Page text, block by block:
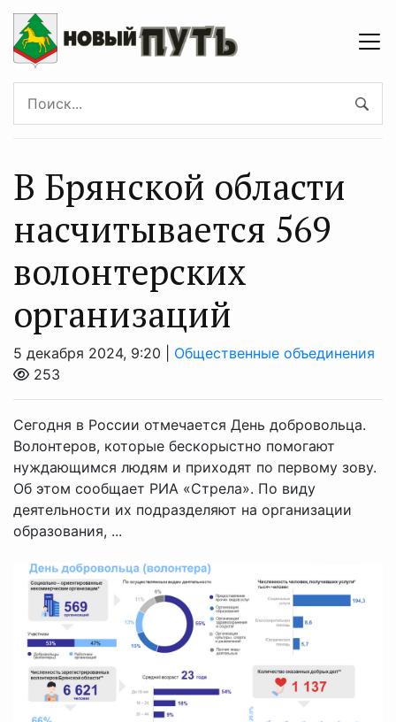
В Брянской области
насчитывается 569
волонтерских
организаций
5 декабря 2024, 9:20 | Общественные объединения
253
Сегодня в России отмечается День добровольца.
Волонтеров, которые бескорыстно помогают
нуждающимся людям и приходят по первому зову.
Об этом сообщает РИА «Стрела». По виду
деятельности их подразделяют на организации
образования, ...